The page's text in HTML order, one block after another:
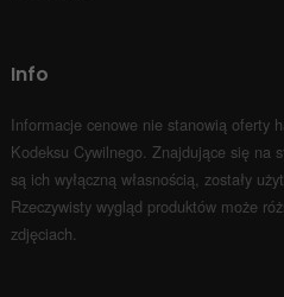
Info
Informacje cenowe nie stanowią oferty
Kodeksu Cywilnego. Znajdujące się na
są ich wyłączną własnością, zostały
Rzeczywisty wygląd produktów może
zdjęciach.